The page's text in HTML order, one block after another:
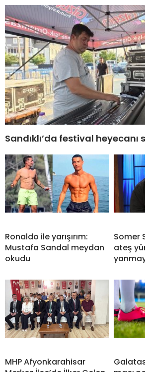
Sandıklı’da festival heyecanı
Ronaldo ile yarışırım:
Mustafa Sandal meydan
okudu
Somer
ateş
MHP Afyonkarahisar